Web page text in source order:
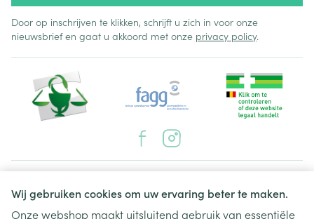
Wij gebruiken cookies om uw ervaring beter te maken.
Onze webshop maakt uitsluitend gebruik van essentiële
Door op inschrijven te klikken, schrijft u zich in voor onze
nieuwsbrief en gaat u akkoord met onze privacy policy.
Juridische links